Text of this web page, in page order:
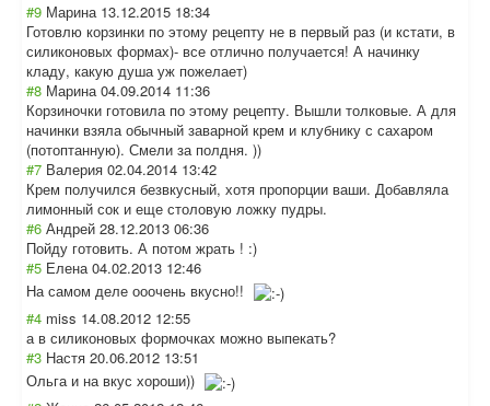
#9 Марина 13.12.2015 18:34
Готовлю корзинки по этому рецепту не в первый раз (и кстати, в
силиконовых формах)- все отлично получается! А начинку
кладу, какую душа уж пожелает)
#8 Марина 04.09.2014 11:36
Корзиночки готовила по этому рецепту. Вышли толковые. А для
начинки взяла обычный заварной крем и клубнику с сахаром
(потоптанную). Смели за полдня. ))
#7 Валерия 02.04.2014 13:42
Крем получился безвкусный, хотя пропорции ваши. Добавляла
лимонный сок и еще столовую ложку пудры.
#6 Андрей 28.12.2013 06:36
Пойду готовить. А потом жрать ! :)
#5 Елена 04.02.2013 12:46
На самом деле ооочень вкусно!!
#4 miss 14.08.2012 12:55
а в силиконовых формочках можно выпекать?
#3 Настя 20.06.2012 13:51
Ольга и на вкус хороши))